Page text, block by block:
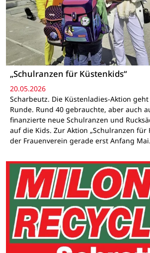
„Schulranzen für Küstenkids“
20.05.2026
Scharbeutz. Die Küstenladies-Aktion
Runde. Rund 40 gebrauchte, aber auch
finanzierte neue Schulranzen und
auf die Kids. Zur Aktion „Schulranzen für
der Frauenverein gerade erst Anfang